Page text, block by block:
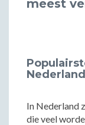
meest
In Nederland
die veel